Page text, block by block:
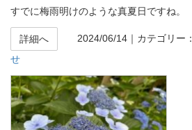
すでに梅雨明けのような真夏日ですね。
詳細へ 2024/06/14 ｜カテゴリー：
せ